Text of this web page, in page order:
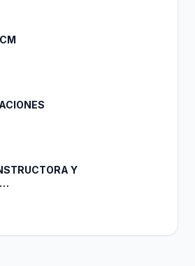
Y
BALT"S.R.L.